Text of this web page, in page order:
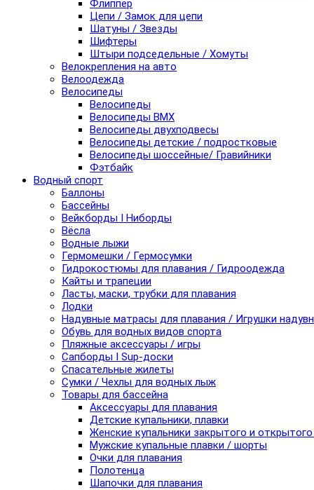
Флиппер
Цепи / Замок для цепи
Шатуны / Звезды
Шифтеры
Штыри подседельные / Хомуты
Велокрепления на авто
Велоодежда
Велосипеды
Велосипеды
Велосипеды BMX
Велосипеды двухподвесы
Велосипеды детские / подростковые
Велосипеды шоссейные/ Гравийники
Фэтбайк
Водный спорт
Баллоны
Бассейны
Вейкборды I Ниборды
Вёсла
Водные лыжи
Гермомешки / Гермосумки
Гидрокостюмы для плавания / Гидроодежда
Кайты и трапеции
Ласты, маски, трубки для плавания
Лодки
Надувные матрасы для плавания / Игрушки
Обувь для водных видов спорта
Пляжные аксессуары / игры
Сапборды I Sup-доски
Спасательные жилеты
Сумки / Чехлы для водных лыж
Товары для бассейна
Аксессуары для плавания
Детские купальники, плавки
Женские купальники закрытого и
Мужские купальные плавки / шорты
Очки для плавания
Полотенца
Шапочки для плавания